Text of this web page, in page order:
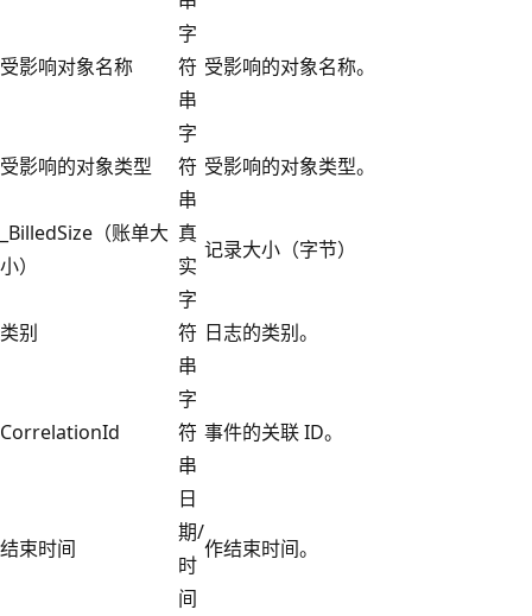
受影响对象名称
字
符
串
受影响的对象名称。
受影响的对象类型
字
符
串
受影响的对象类型。
_BilledSize（账单大
小）
真
实
记录大小（字节）
类别
字
符
串
日志的类别。
CorrelationId
字
符
串
事件的关联 ID。
结束时间
日
期/
时
间
作结束时间。